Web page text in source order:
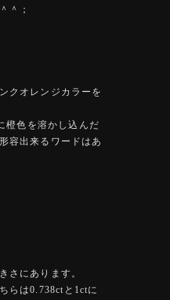
＾；
クオレンジカラーを
橙色を溶かし込んだ
容出来るワードはあ
さにあります。
らは0.738ctと1ctに